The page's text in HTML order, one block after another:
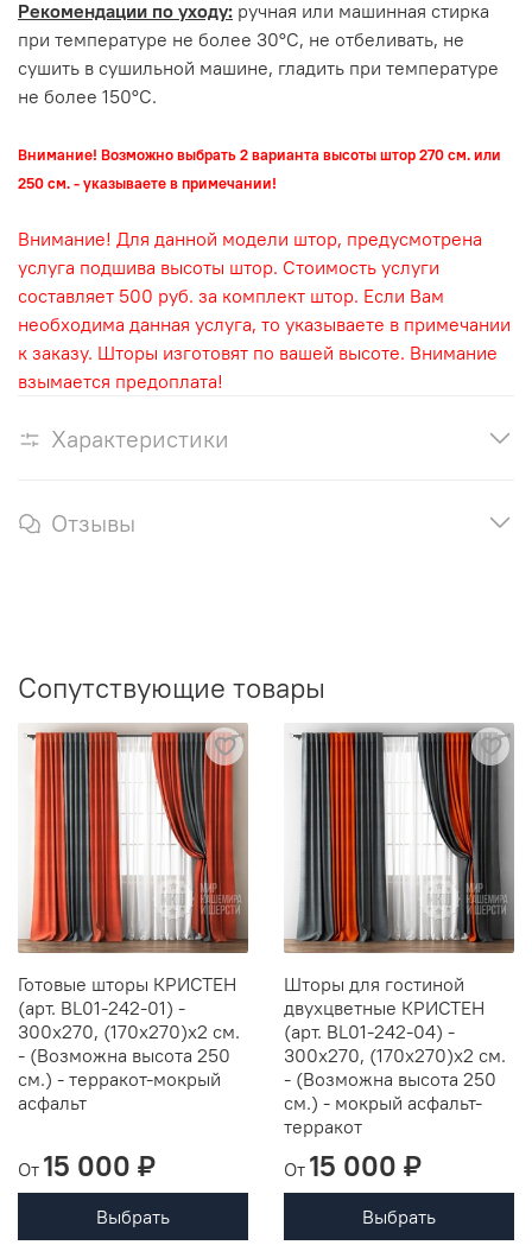
Рекомендации по уходу: ручная или машинная стирка
при температуре не более 30°С, не отбеливать, не
сушить в сушильной машине, гладить при температуре
не более 150°С.
Внимание! Возможно выбрать 2 варианта высоты штор 270 см. или
250 см. - указываете в примечании!
Внимание! Для данной модели штор, предусмотрена
услуга подшива высоты штор. Стоимость услуги
составляет 500 руб. за комплект штор. Если Вам
необходима данная услуга, то указываете в примечании
к заказу. Шторы изготовят по вашей высоте. Внимание
взымается предоплата!
Характеристики
Отзывы
Сопутствующие товары
Готовые шторы КРИСТЕН
(арт. BL01-242-01) -
300х270, (170х270)х2 см.
- (Возможна высота 250
см.) - терракот-мокрый
асфальт
От 15 000 ₽
Выбрать
Шторы для гостиной
двухцветные КРИСТЕН
(арт. BL01-242-04) -
300х270, (170х270)х2 см.
- (Возможна высота 250
см.) - мокрый асфальт-
терракот
От 15 000 ₽
Выбрать